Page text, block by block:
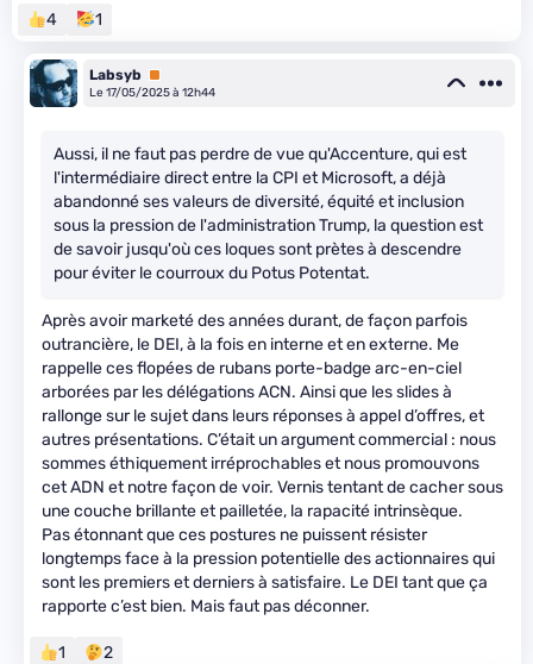
4 1
Labsyb
Premium
Le 17/05/2025 à 12h44
Aussi, il ne faut pas perdre de vue qu'Accenture, qui est
l'intermédiaire direct entre la CPI et Microsoft, a déjà
abandonné ses valeurs de diversité, équité et inclusion
sous la pression de l'administration Trump, la question est
de savoir jusqu'où ces loques sont prètes à descendre
pour éviter le courroux du Potus Potentat.
Après avoir marketé des années durant, de façon parfois
outrancière, le DEI, à la fois en interne et en externe. Me
rappelle ces flopées de rubans porte-badge arc-en-ciel
arborées par les délégations ACN. Ainsi que les slides à
rallonge sur le sujet dans leurs réponses à appel d’offres, et
autres présentations. C’était un argument commercial : nous
sommes éthiquement irréprochables et nous promouvons
cet ADN et notre façon de voir. Vernis tentant de cacher sous
une couche brillante et pailletée, la rapacité intrinsèque.
Pas étonnant que ces postures ne puissent résister
longtemps face à la pression potentielle des actionnaires qui
sont les premiers et derniers à satisfaire. Le DEI tant que ça
rapporte c’est bien. Mais faut pas déconner.
1 2